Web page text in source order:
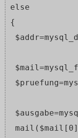
else
{
WHERE
mail($mail[0],